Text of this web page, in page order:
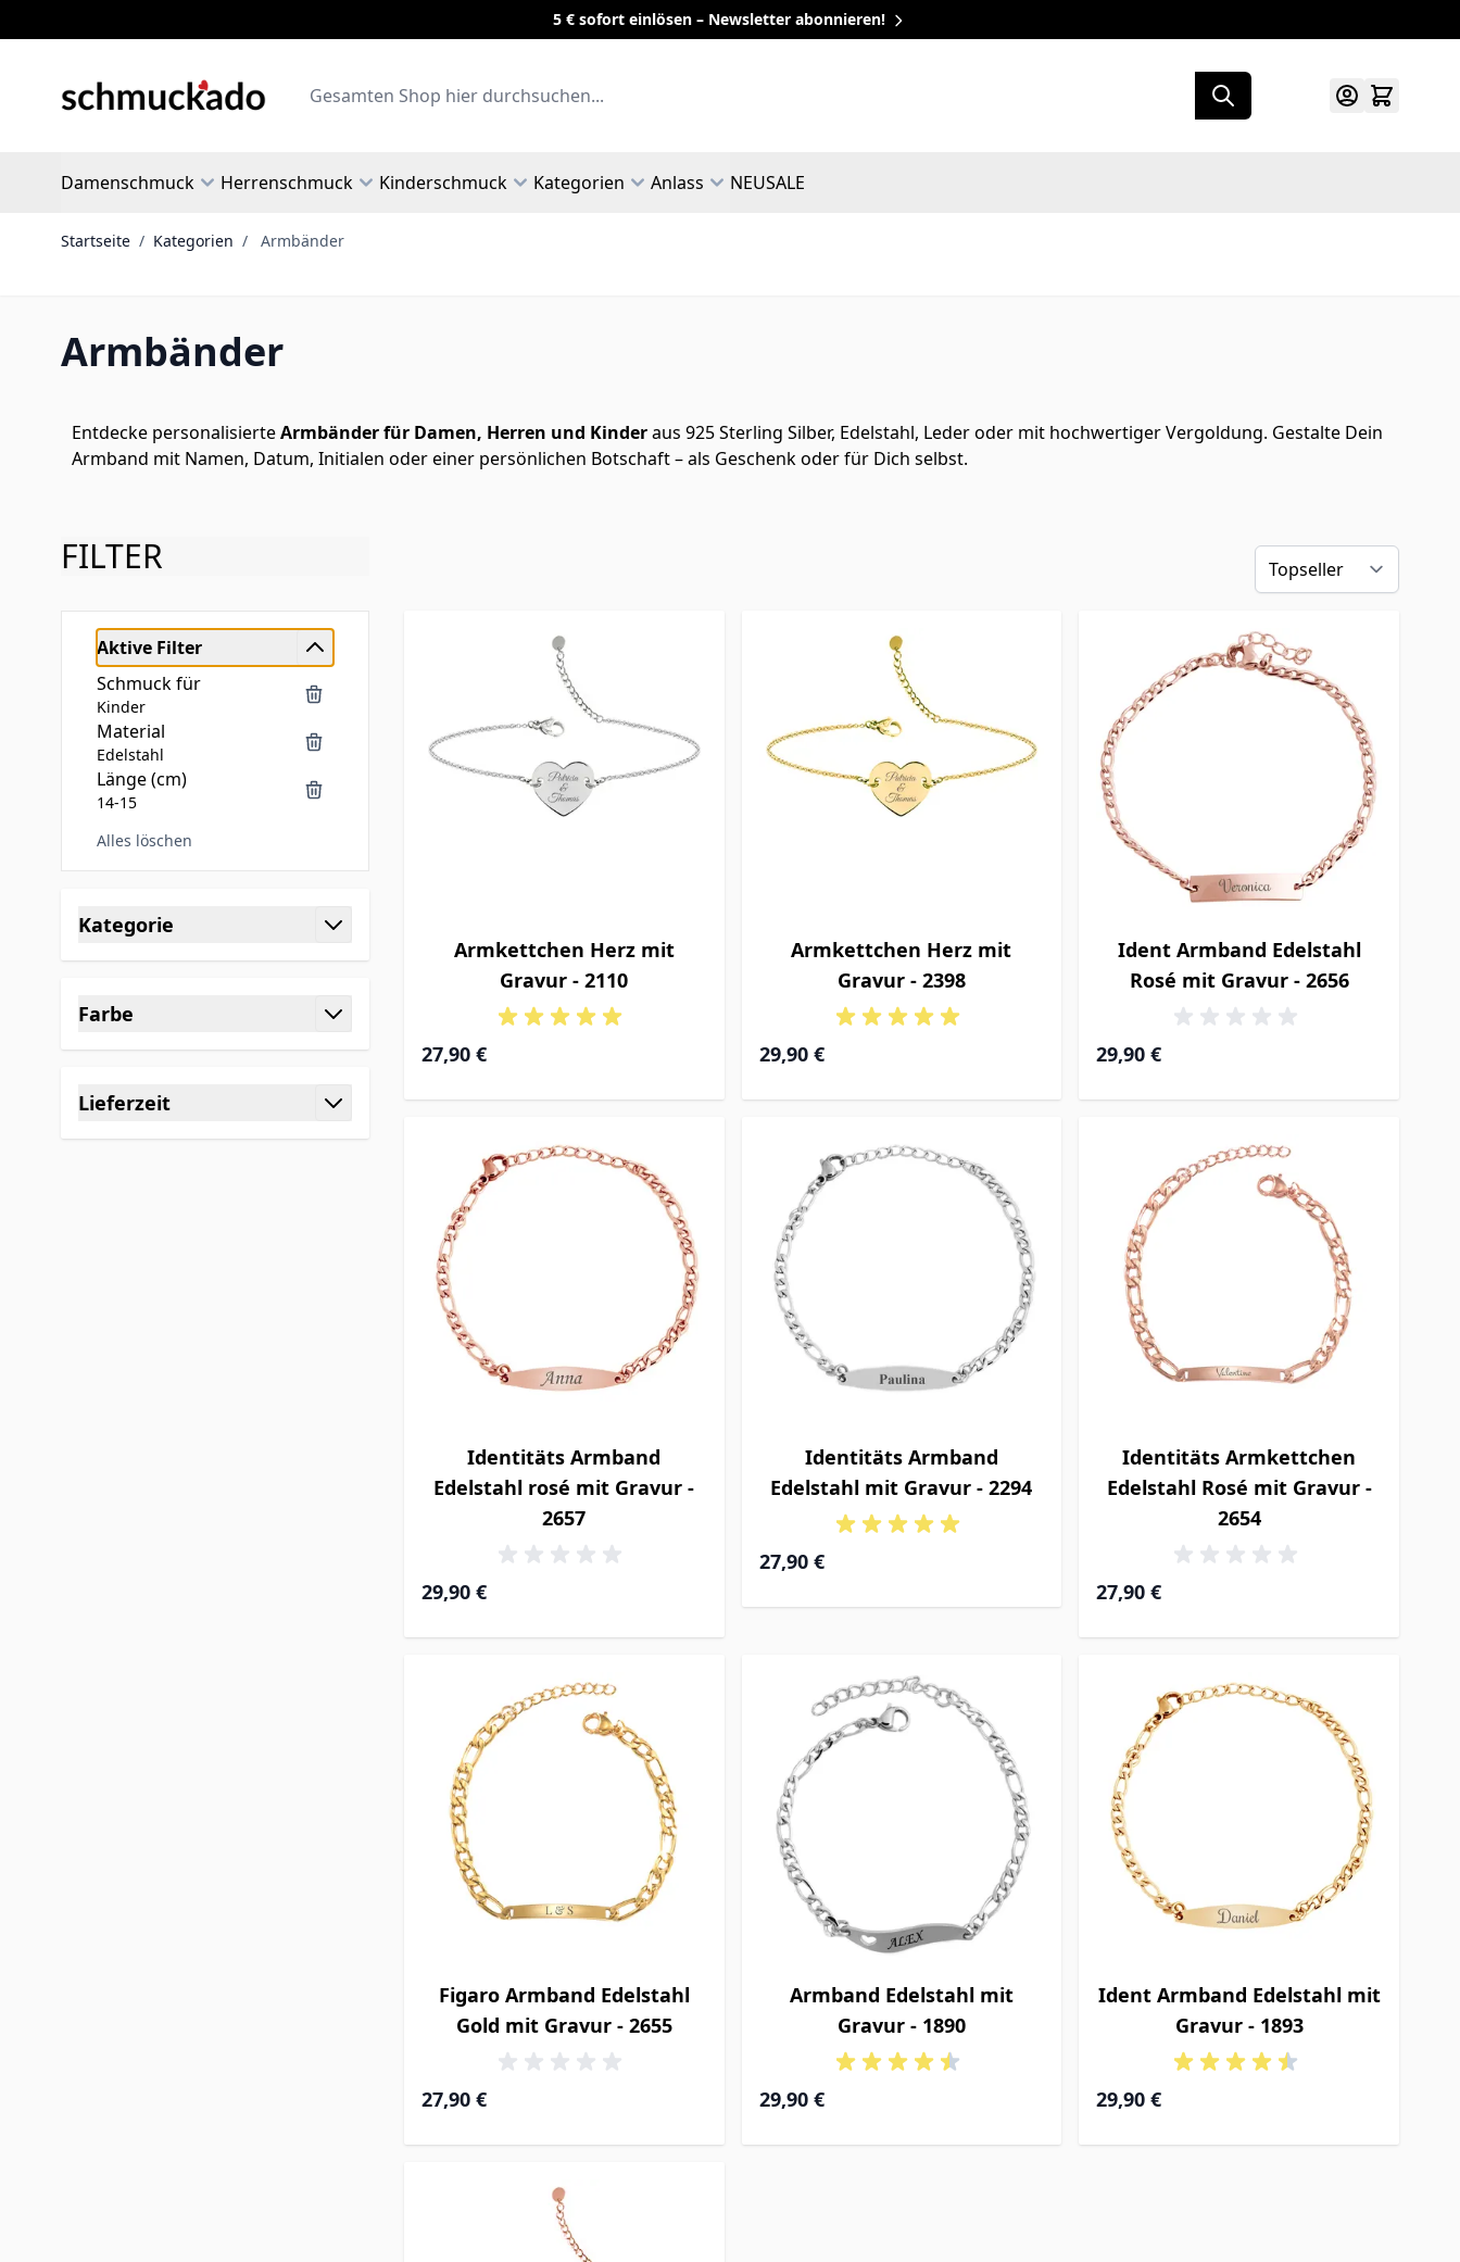
5 € sofort einlösen – Newsletter abonnieren!
Search
Damenschmuck Herrenschmuck Kinderschmuck Kategorien Anlass NEUSALE
Startseite / Kategorien / Armbänder
Armbänder
Entdecke personalisierteArmbänder für Damen, Herren und Kinderaus 925 Sterling Silber, Edelstahl, Leder oder mit hochwertiger Vergoldung. Gestalte Dein
Armband mit Namen, Datum, Initialen oder einer persönlichen Botschaft – als Geschenk oder für Dich selbst.
FILTER
Aktive Filter
Schmuck für
Kinder
Material
Edelstahl
Länge (cm)
14-15
Alles löschen
Kategorie
Farbe
Lieferzeit
Armkettchen Herz mit
Gravur - 2110
27,90 €
Armkettchen Herz mit
Gravur - 2398
29,90 €
Ident Armband Edelstahl
Rosé mit Gravur - 2656
29,90 €
Identitäts Armband
Edelstahl rosé mit Gravur -
2657
29,90 €
Identitäts Armband
Edelstahl mit Gravur - 2294
27,90 €
Identitäts Armkettchen
Edelstahl Rosé mit Gravur -
2654
27,90 €
Figaro Armband Edelstahl
Gold mit Gravur - 2655
27,90 €
Armband Edelstahl mit
Gravur - 1890
29,90 €
Ident Armband Edelstahl mit
Gravur - 1893
29,90 €